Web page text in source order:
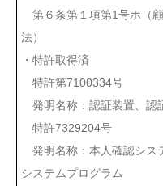
第６条第１項第1号ホ（
法）
・特許取得済
特許第7100334号
発明名称：認証装置、認
特許7329204号
発明名称：本人確認シス
システムプログラム